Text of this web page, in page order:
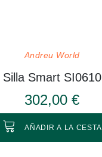
Andreu World
Silla Smart SI0610
302,00 €
AÑADIR A LA CESTA